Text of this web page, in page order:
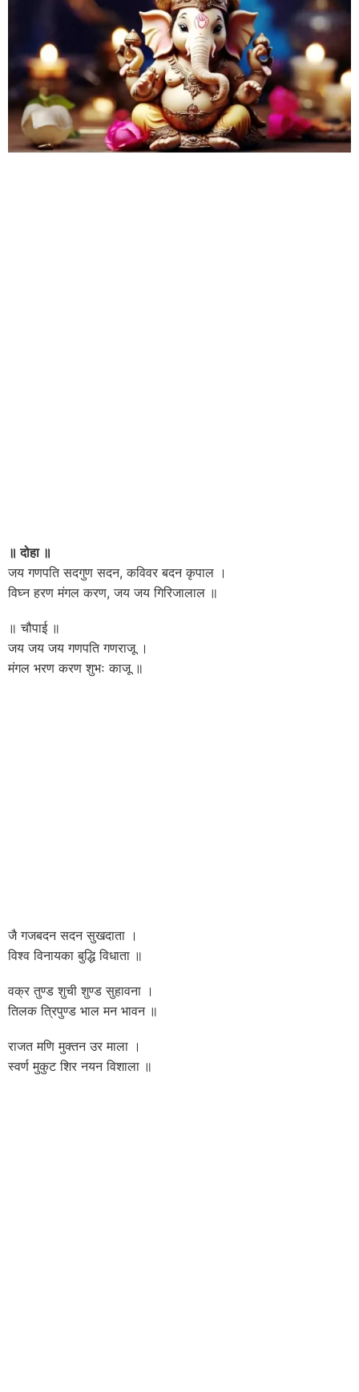
॥ दोहा ॥
जय गणपति सदगुण सदन, कविवर बदन कृपाल ।
विघ्न हरण मंगल करण, जय जय गिरिजालाल ॥
॥ चौपाई ॥
जय जय जय गणपति गणराजू ।
मंगल भरण करण शुभः काजू ॥
जै गजबदन सदन सुखदाता ।
विश्व विनायका बुद्धि विधाता ॥
वक्र तुण्ड शुची शुण्ड सुहावना ।
तिलक त्रिपुण्ड भाल मन भावन ॥
राजत मणि मुक्तन उर माला ।
स्वर्ण मुकुट शिर नयन विशाला ॥